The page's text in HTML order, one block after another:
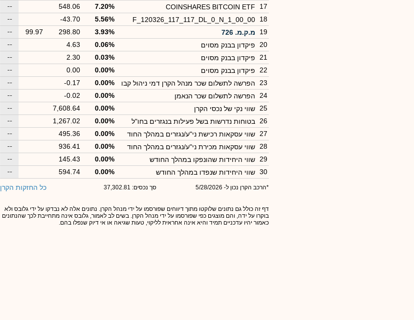
17
COINSHARES BITCOIN ETF
7.20%
548.06
--
18
F_120326_117_117_DL_0_N_1_00_00
5.56%
-43.70
--
19
מ.ק.מ. 726 3.93%
298.80
99.97
--
20
פיקדון בבנק מסוים 0.06%
4.63
--
21
פיקדון בבנק מסוים 0.03%
2.30
--
22
פיקדון בבנק מסוים 0.00%
0.00
--
23
הפרשה לתשלום שכר מנהל הקרן דמי ניהול קבו 0.00%
-0.17
--
24
הפרשה לתשלום שכר הנאמן 0.00%
-0.02
--
25
שווי נקי של נכסי הקרן 0.00%
7,608.64
--
26
בטוחות נדרשות בשל פעילות בנגזרים בחו"ל 0.00%
1,267.02
--
27
שווי עסקאות רכישת ני"ע/נגזרים במהלך החוד 0.00%
495.36
--
28
שווי עסקאות מכירת ני"ע/נגזרים במהלך החוד 0.00%
936.41
--
29
שווי היחידות שהונפקו במהלך החודש 0.00%
145.43
--
30 שווי היחידות שנפדו במהלך החודש 0.00%
594.74
--
*הרכב הקרן נכון ל- 5/28/2026 סך נכסים: 37,302.81 כל החזקות הקרן
דף זה כולל גם נתונים שלוקטו מתוך דיווחים שפורסמו על ידי מנהל הקרן. נתונים אלה לא נבדקו על ידי גלובס ולא
בוקרו על ידה, והם מוצגים כפי שפורסמו על ידי מנהל הקרן. בשים לב לאמור, גלובס אינה מתחייבת לכך שהנתונים
כאמור יהיו עדכניים תמיד והיא אינה אחראית לליקוי, טעות שגיאה או אי דיוק שנפלו בהם.